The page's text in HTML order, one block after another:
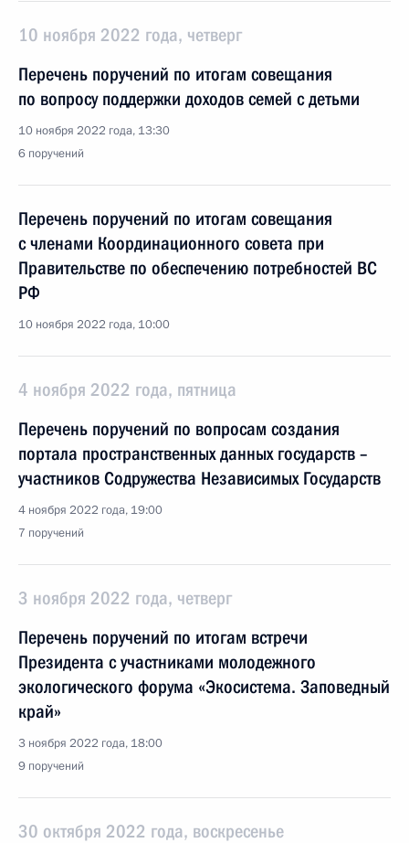
10 ноября 2022 года, четверг
Перечень поручений по итогам совещания
по вопросу поддержки доходов семей с детьми
10 ноября 2022 года, 13:30
6 поручений
Перечень поручений по итогам совещания
с членами Координационного совета при
Правительстве по обеспечению потребностей ВС
РФ
10 ноября 2022 года, 10:00
4 ноября 2022 года, пятница
Перечень поручений по вопросам создания
портала пространственных данных государств –
участников Содружества Независимых Государств
4 ноября 2022 года, 19:00
7 поручений
3 ноября 2022 года, четверг
Перечень поручений по итогам встречи
Президента с участниками молодежного
экологического форума «Экосистема. Заповедный
край»
3 ноября 2022 года, 18:00
9 поручений
30 октября 2022 года, воскресенье